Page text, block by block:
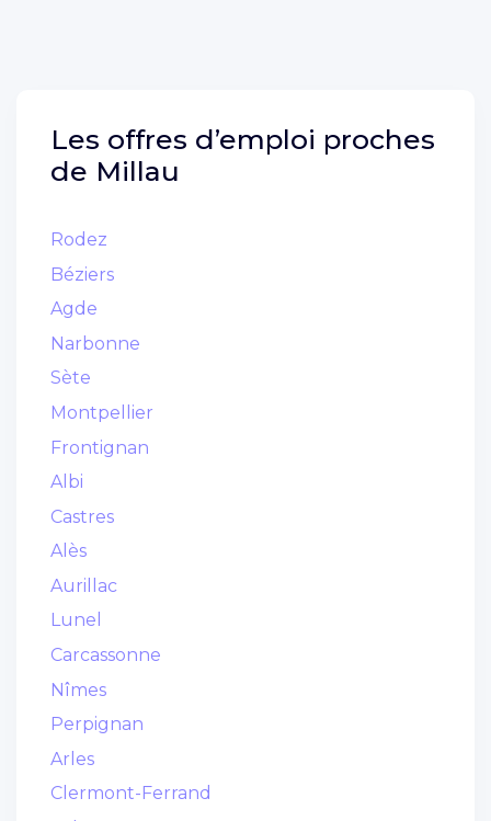
Les offres d’emploi proches
de Millau
Rodez
Béziers
Agde
Narbonne
Sète
Montpellier
Frontignan
Albi
Castres
Alès
Aurillac
Lunel
Carcassonne
Nîmes
Perpignan
Arles
Clermont-Ferrand